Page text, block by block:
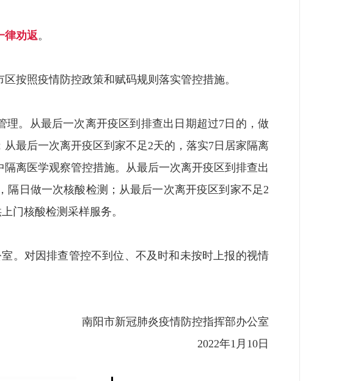
律劝返。
区按照疫情防控政策和赋码规则落实管控措施。
。从最后一次离开疫区到排查出日期超过7日的，做
最后一次离开疫区到家不足2天的，落实7日居家隔离
离医学观察管控措施。从最后一次离开疫区到排查出
隔日做一次核酸检测；从最后一次离开疫区到家不足2
门核酸检测采样服务。
。对因排查管控不到位、不及时和未按时上报的视情
南阳市新冠肺炎疫情防控指挥部办公室
2022年1月10日